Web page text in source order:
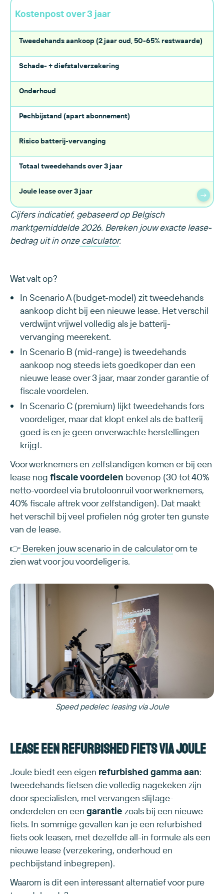
Kostenpost over 3 jaar
Tweedehands aankoop (2 jaar oud, 50-65% restwaarde)
Schade- + diefstalverzekering
Onderhoud
Pechbijstand (apart abonnement)
Risico batterij-vervanging
Totaal tweedehands over 3 jaar
Joule lease over 3 jaar →
Cijfers indicatief, gebaseerd op Belgisch
marktgemiddelde 2026. Bereken jouw exacte lease-
bedrag uit in onzecalculator.
Wat valt op?
In Scenario A (budget-model) zit tweedehands
aankoop dicht bij een nieuwe lease. Het verschil
verdwijnt vrijwel volledig als je batterij-
vervanging meerekent.
In Scenario B (mid-range) is tweedehands
aankoop nog steeds iets goedkoper dan een
nieuwe lease over 3 jaar, maar zonder garantie of
fiscale voordelen.
In Scenario C (premium) lijkt tweedehands fors
voordeliger, maar dat klopt enkel als de batterij
goed is en je geen onverwachte herstellingen
krijgt.
Voor werknemers en zelfstandigen komen er bij een
lease nog fiscale voordelen bovenop (30 tot 40%
netto-voordeel via brutoloonruil voor werknemers,
40% fiscale aftrek voor zelfstandigen). Dat maakt
het verschil bij veel profielen nóg groter ten gunste
van de lease.
👉 Bereken jouw scenario in de calculatorom te
zien wat voor jou voordeliger is.
Speed pedelec leasing via Joule
Lease een refurbished fiets via Joule
Joule biedt een eigen refurbished gamma aan:
tweedehands fietsen die volledig nagekeken zijn
door specialisten, met vervangen slijtage-
onderdelen en een garantie zoals bij een nieuwe
fiets. In sommige gevallen kan je een refurbished
fiets ook leasen, met dezelfde all-in formule als een
nieuwe lease (verzekering, onderhoud en
pechbijstand inbegrepen).
Waarom is dit een interessant alternatief voor pure